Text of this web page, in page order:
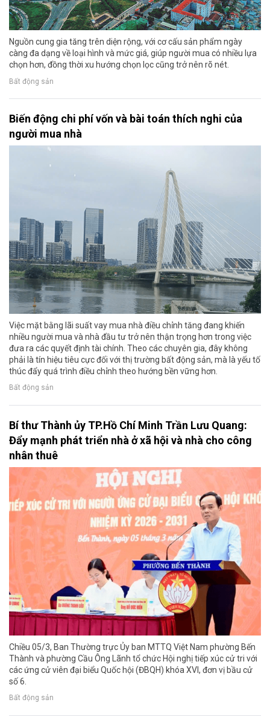
Nguồn cung gia tăng trên diện rộng, với cơ cấu sản phẩm ngày
càng đa dạng về loại hình và mức giá, giúp người mua có nhiều lựa
chọn hơn, đồng thời xu hướng chọn lọc cũng trở nên rõ nét.
Bất động sản
Biến động chi phí vốn và bài toán thích nghi của
người mua nhà
Việc mặt bằng lãi suất vay mua nhà điều chỉnh tăng đang khiến
nhiều người mua và nhà đầu tư trở nên thận trọng hơn trong việc
đưa ra các quyết định tài chính. Theo các chuyên gia, đây không
phải là tín hiệu tiêu cực đối với thị trường bất động sản, mà là yếu tố
thúc đẩy quá trình điều chỉnh theo hướng bền vững hơn.
Bất động sản
Bí thư Thành ủy TP.Hồ Chí Minh Trần Lưu Quang:
Đẩy mạnh phát triển nhà ở xã hội và nhà cho công
nhân thuê
Chiều 05/3, Ban Thường trực Ủy ban MTTQ Việt Nam phường Bến
Thành và phường Cầu Ông Lãnh tổ chức Hội nghị tiếp xúc cử tri với
các ứng cử viên đại biểu Quốc hội (ĐBQH) khóa XVI, đơn vị bầu cử
số 6.
Bất động sản